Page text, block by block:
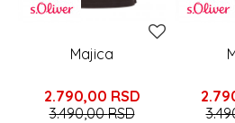
Majica
2.790,00 RSD
3.490,00RSD